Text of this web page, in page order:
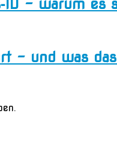
– warum es
– und was